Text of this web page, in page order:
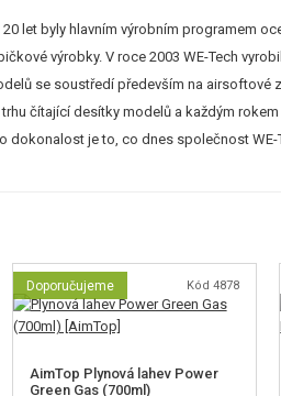
let byly hlavním výrobním programem
výrobky. V roce 2003 WE-Tech
se soustředí především na airsoftové
čítající desítky modelů a každým rokem
je to, co dnes společnost WE-
Doporučujeme Kód 4878
AimTop Plynová lahev Power
Green Gas (700ml)